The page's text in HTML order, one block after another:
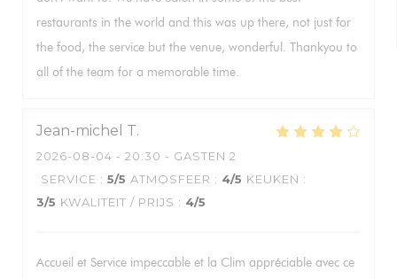
restaurants in the world and this was up there, not just for
the food, the service but the venue, wonderful. Thankyou to
all of the team for a memorable time.
Jean-michel T
2026-08-04 - 20:30 - GASTEN 2
SERVICE : 5/5 ATMOSFEER : 4/5 KEUKEN :
3/5 KWALITEIT / PRIJS : 4/5
Accueil et Service impeccable et la Clim appréciable avec ce